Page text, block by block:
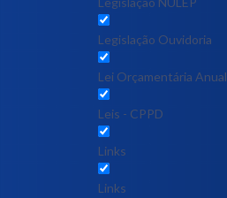
Legislação Ouvidoria
Lei Orçamentária Anual
Leis - CPPD
Links
Links